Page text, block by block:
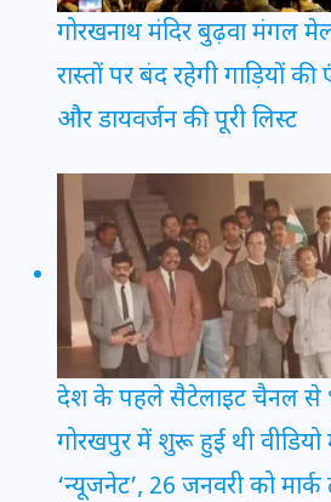
गोरखनाथ मंदिर बुढ़वा मंगल
रास्तों पर बंद रहेगी गाड़ियों की
और डायवर्जन की पूरी लिस्ट
देश के पहले सैटेलाइट चैनल से
गोरखपुर में शुरू हुई थी
‘न्यूजनेट’, 26 जनवरी को